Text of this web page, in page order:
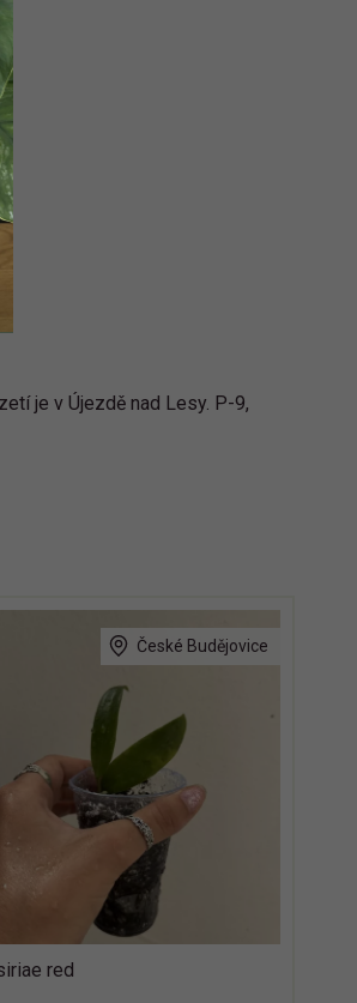
je v Újezdě nad Lesy. P-9,
České Budějovice
red